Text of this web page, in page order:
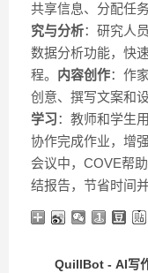
共享信息、分配任
究与分析：研究人
数据分析功能，快
程。 内容创作：作
创意、撰写文案和
学习：教师和学生
协作完成作业，增
会议中，COVE帮
结报告，节省时间
QuillBot - AI写